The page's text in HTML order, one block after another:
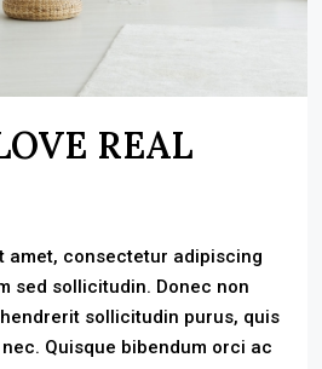
REAL
amet, consectetur adipiscing
sed sollicitudin. Donec non
sollicitudin purus, quis
Quisque bibendum orci ac